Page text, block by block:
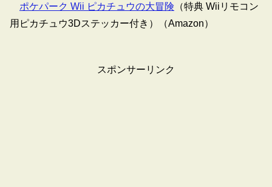
ポケパーク Wii ピカチュウの大冒険 （特典 Wiiリモコン
用ピカチュウ3Dステッカー付き）（Amazon）
スポンサーリンク